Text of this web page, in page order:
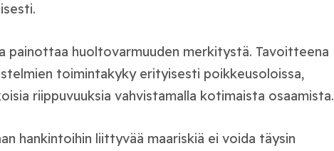
painottaa huoltovarmuuden merkitystä. Tavoitteena
toimintakyky erityisesti poikkeusoloissa,
riippuvuuksia vahvistamalla kotimaista osaamista.
hankintoihin liittyvää maariskiä ei voida täysin